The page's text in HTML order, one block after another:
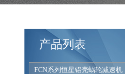
产品列表
FCN系列恒星铝壳蜗轮减速机